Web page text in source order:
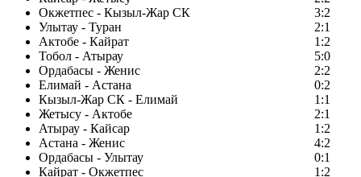
Окжетпес - Кызыл-Жар СК
3:2
Улытау - Туран
2:1
Актобе - Кайрат
1:2
Тобол - Атырау
5:0
Ордабасы - Женис
2:2
Елимай - Астана
0:2
Кызыл-Жар СК - Елимай
1:1
Жетысу - Актобе
2:1
Атырау - Кайсар
1:2
Астана - Женис
4:2
Ордабасы - Улытау
0:1
Кайрат - Окжетпес
1:2